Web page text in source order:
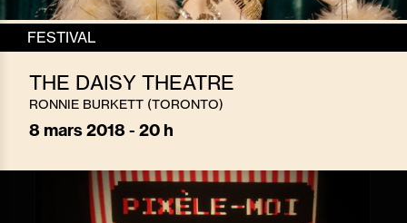
FESTIVAL
THE DAISY THEATRE
RONNIE BURKETT (TORONTO)
8 mars 2018 - 20 h